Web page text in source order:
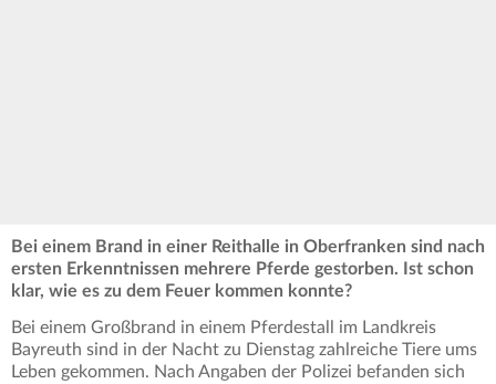
Bei einem Brand in einer Reithalle in Oberfranken sind nach
ersten Erkenntnissen mehrere Pferde gestorben. Ist schon
klar, wie es zu dem Feuer kommen konnte?
Bei einem Großbrand in einem Pferdestall im Landkreis
Bayreuth sind in der Nacht zu Dienstag zahlreiche Tiere ums
Leben gekommen. Nach Angaben der Polizei befanden sich